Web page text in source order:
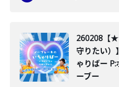
260208
守りたい）
ゃりばー
ーブー